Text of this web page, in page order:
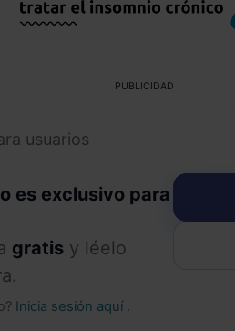
PUBLICIDAD
usuarios
es exclusivo para
gratis y léelo
Inicia sesión aquí .